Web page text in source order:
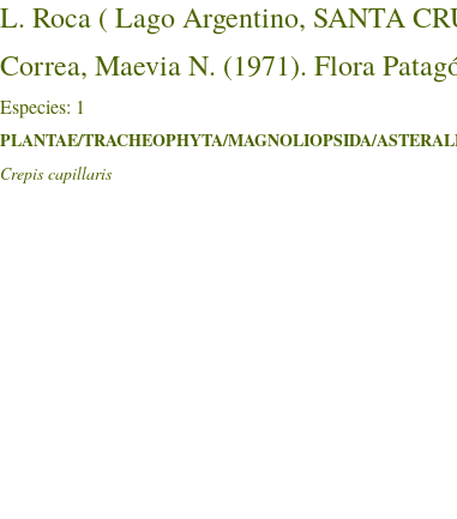
L. Roca ( Lago Argentino, SANTA
Correa, Maevia N. (1971). Flora
Especies: 1
PLANTAE/TRACHEOPHYTA/MAGNOLIOPSIDA/
Crepis capillaris